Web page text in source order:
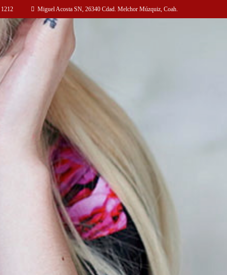
Miguel Acosta SN, 26340 Cdad. Melchor Múzquiz, Coah.